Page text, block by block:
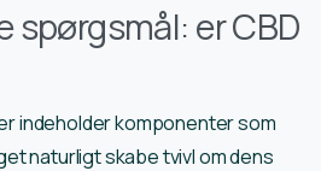
er CBD
indeholder komponenter som
naturligt skabe tvivl om dens